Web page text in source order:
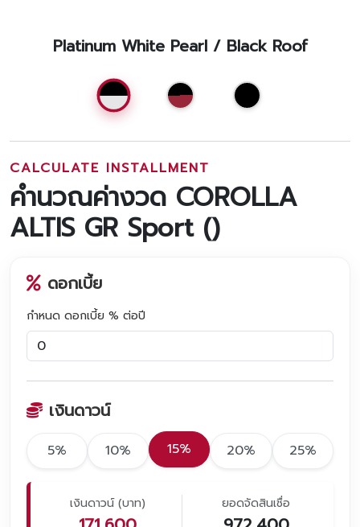
Platinum White Pearl / Black Roof
CALCULATE INSTALLMENT
คำนวณค่างวด COROLLA
ALTIS GR Sport ()
ดอกเบี้ย
กำหนด ดอกเบี้ย % ต่อปี
เงินดาวน์
5% 10% 15% 20% 25%
เงินดาวน์ (บาท) ยอดจัดสินเชื่อ